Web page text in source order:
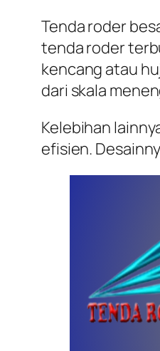
Tenda roder
tenda roder
kencang atau
dari skala
Kelebihan
efisien.